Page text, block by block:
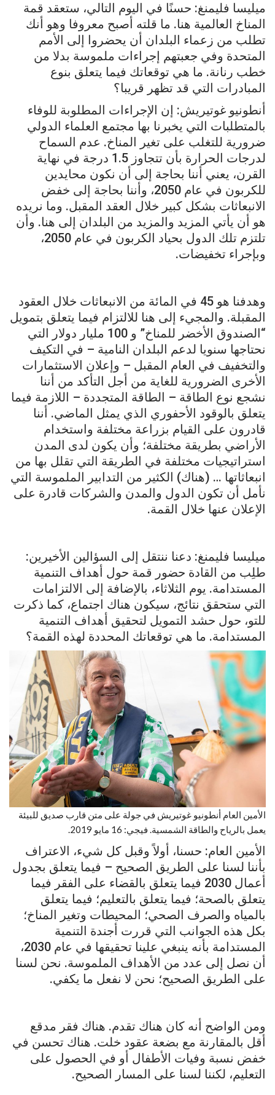
ميليسا فليمنغ: حسنًا في اليوم التالي، ستعقد قمة
المناخ العالمية هنا. ما قلته أصبح معروفا وهو أنك
تطلب من زعماء البلدان أن يحضروا إلى الأمم
المتحدة وفي جعبتهم إجراءات ملموسة بدلا من
خطب رنانة. ما هي توقعاتك فيما يتعلق بنوع
المبادرات التي قد تظهر قريبا؟
أنطونيو غوتيريش: إن الإجراءات المطلوبة للوفاء
بالمتطلبات التي يخبرنا بها مجتمع العلماء الدولي
ضرورية للتغلب على تغير المناخ. عدم السماح
لدرجات الحرارة بأن تتجاوز 1.5 درجة في نهاية
القرن، يعني أننا بحاجة إلى أن نكون محايدين
للكربون في عام 2050، وأننا بحاجة إلى خفض
الانبعاثات بشكل كبير خلال العقد المقبل. وما نريده
هو أن يأتي المزيد والمزيد من البلدان إلى هنا. وأن
تلتزم تلك الدول بحياد الكربون في عام 2050،
وبإجراء تخفيضات.
وهدفنا هو 45 في المائة من الانبعاثات خلال العقود
المقبلة. والمجيء إلى هنا للالتزام فيما يتعلق بتمويل
“الصندوق الأخضر للمناخ” و 100 مليار دولار التي
نحتاجها سنويا لدعم البلدان النامية – في التكيف
والتخفيف في العام المقبل – وإعلان الاستثمارات
الأخرى الضرورية للغاية من أجل التأكد من أننا
نشجع نوع الطاقة – الطاقة المتجددة – اللازمة فيما
يتعلق بالوقود الأحفوري الذي يمثل الماضي. أننا
قادرون على القيام بزراعة مختلفة واستخدام
الأراضي بطريقة مختلفة؛ وأن يكون لدى المدن
استراتيجيات مختلفة في الطريقة التي تقلل بها من
انبعاثاتها … (هناك) الكثير من التدابير الملموسة التي
نأمل أن تكون الدول والمدن والشركات قادرة على
الإعلان عنها خلال القمة.
ميليسا فليمنغ: دعنا ننتقل إلى السؤالين الأخيرين:
طلِب من القادة حضور قمة حول أهداف التنمية
المستدامة. يوم الثلاثاء، بالإضافة إلى الالتزامات
التي ستحقق نتائج، سيكون هناك اجتماع، كما ذكرت
للتو، حول حشد التمويل لتحقيق أهداف التنمية
المستدامة. ما هي توقعاتك المحددة لهذه القمة؟
الأمين العام أنطونيو غوتيريش في جولة على متن قارب صديق للبيئة
يعمل بالرياح والطاقة الشمسية. فيجي: 16 مايو 2019.
الأمين العام: حسنا، أولاً وقبل كل شيء، الاعتراف
بأننا لسنا على الطريق الصحيح – فيما يتعلق بجدول
أعمال 2030 فيما يتعلق بالقضاء على الفقر فيما
يتعلق بالصحة؛ فيما يتعلق بالتعليم؛ فيما يتعلق
بالمياه والصرف الصحي؛ المحيطات وتغير المناخ؛
بكل هذه الجوانب التي قررت أجندة التنمية
المستدامة بأنه ينبغي علينا تحقيقها في عام 2030،
أن نصل إلى عدد من الأهداف الملموسة. نحن لسنا
على الطريق الصحيح؛ نحن لا نفعل ما يكفي.
ومن الواضح أنه كان هناك تقدم. هناك فقر مدقع
أقل بالمقارنة مع بضعة عقود خلت. هناك تحسن في
خفض نسبة وفيات الأطفال أو في الحصول على
التعليم، لكننا لسنا على المسار الصحيح.